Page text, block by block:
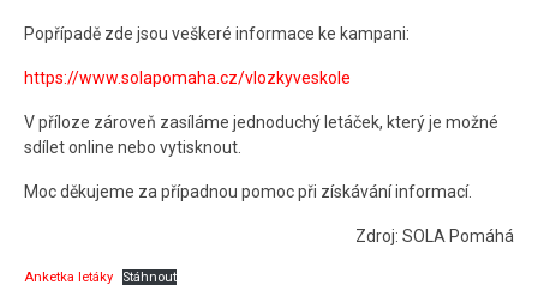
Popřípadě zde jsou veškeré informace ke kampani:
https://www.solapomaha.cz/vlozkyveskole
V příloze zároveň zasíláme jednoduchý letáček, který je možné
sdílet online nebo vytisknout.
Moc děkujeme za případnou pomoc při získávání informací.
Zdroj: SOLA Pomáhá
Anketka letáky Stáhnout